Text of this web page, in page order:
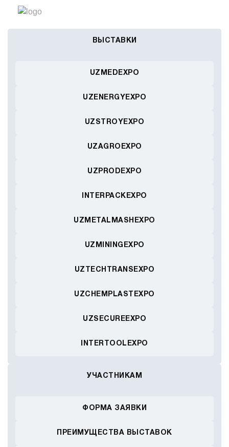
ВЫСТАВКИ
UZMEDEXPO
UZENERGYEXPO
UZSTROYEXPO
UZAGROEXPO
UZPRODEXPO
INTERPACKEXPO
UZMETALMASHEXPO
UZMININGEXPO
UZTECHTRANSEXPO
UZCHEMPLASTEXPO
UZSECUREEXPO
INTERTOOLEXPO
УЧАСТНИКАМ
ФОРМА ЗАЯВКИ
ПРЕИМУЩЕСТВА ВЫСТАВОК